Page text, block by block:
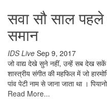
सवा सौ साल पहले
समान
IDS Live Sep 9, 2017
जो वाद्य देखे सुने नहीं, उन्हें सब देख
शास्त्रीय संगीत की महफिल में जो
पांव पेटी नाम से जाना जाता था ।
Read More...